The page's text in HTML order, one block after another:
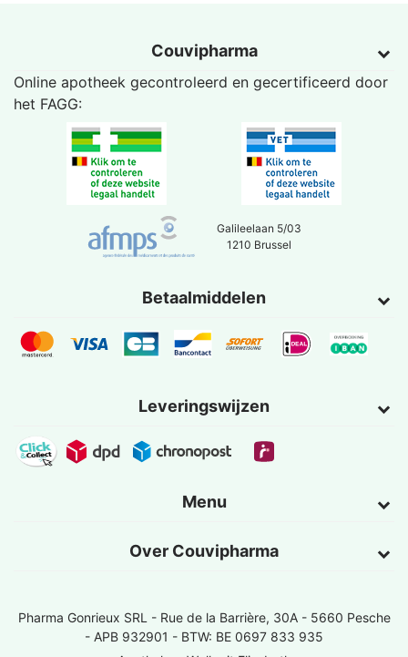
Couvipharma
Online apotheek gecontroleerd en gecertificeerd door
het FAGG:
Galileelaan 5/03
1210 Brussel
Betaalmiddelen
Leveringswijzen
Menu
Over Couvipharma
Pharma Gonrieux SRL - Rue de la Barrière, 30A - 5660 Pesche
- APB 932901 - BTW: BE 0697 833 935